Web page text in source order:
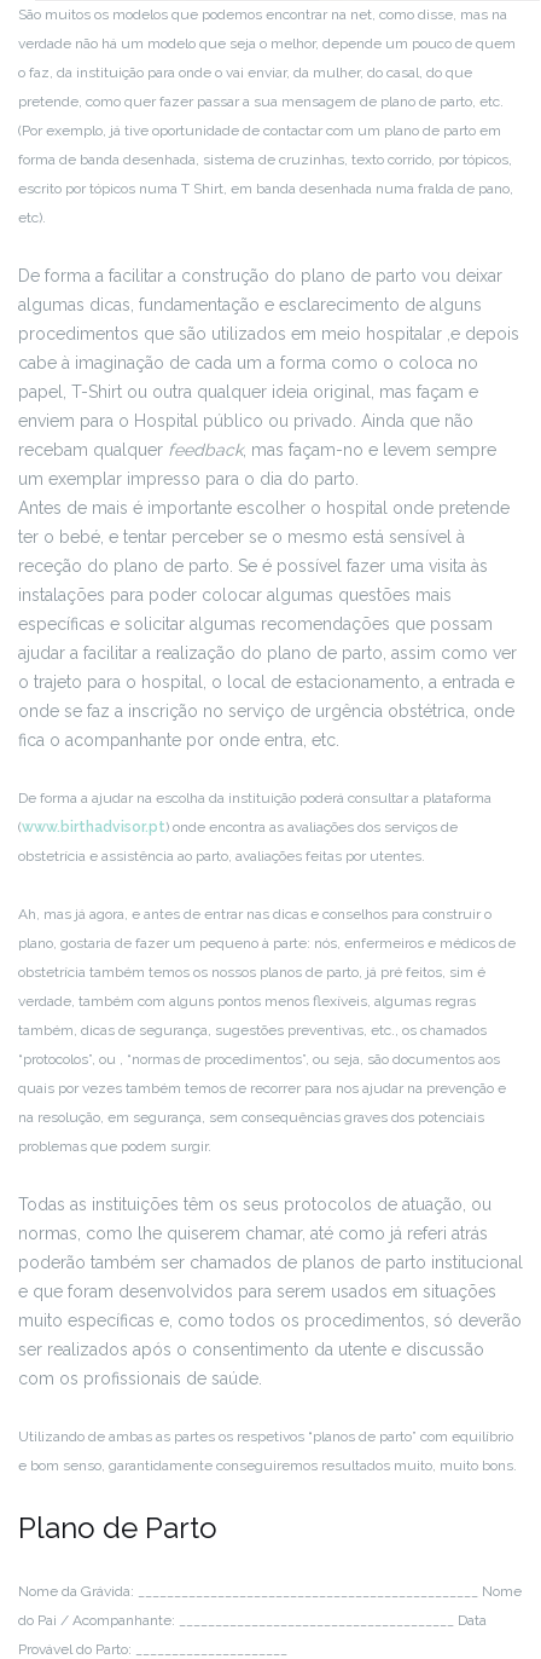
São muitos os modelos que podemos encontrar na net, como disse, mas na
verdade não há um modelo que seja o melhor, depende um pouco de quem
o faz, da instituição para onde o vai enviar, da mulher, do casal, do que
pretende, como quer fazer passar a sua mensagem de plano de parto, etc.
(Por exemplo, já tive oportunidade de contactar com um plano de parto em
forma de banda desenhada, sistema de cruzinhas, texto corrido, por tópicos,
escrito por tópicos numa T Shirt, em banda desenhada numa fralda de pano,
etc).
De forma a facilitar a construção do plano de parto vou deixar
algumas dicas, fundamentação e esclarecimento de alguns
procedimentos que são utilizados em meio hospitalar ,e depois
cabe à imaginação de cada um a forma como o coloca no
papel, T-Shirt ou outra qualquer ideia original, mas façam e
enviem para o Hospital público ou privado. Ainda que não
recebam qualquer feedback, mas façam-no e levem sempre
um exemplar impresso para o dia do parto.
Antes de mais é importante escolher o hospital onde pretende
ter o bebé, e tentar perceber se o mesmo está sensível à
receção do plano de parto. Se é possível fazer uma visita às
instalações para poder colocar algumas questões mais
específicas e solicitar algumas recomendações que possam
ajudar a facilitar a realização do plano de parto, assim como ver
o trajeto para o hospital, o local de estacionamento, a entrada e
onde se faz a inscrição no serviço de urgência obstétrica, onde
fica o acompanhante por onde entra, etc.
De forma a ajudar na escolha da instituição poderá consultar a plataforma
(www.birthadvisor.pt) onde encontra as avaliações dos serviços de
obstetrícia e assistência ao parto, avaliações feitas por utentes.
Ah, mas já agora, e antes de entrar nas dicas e conselhos para construir o
plano, gostaria de fazer um pequeno à parte: nós, enfermeiros e médicos de
obstetrícia também temos os nossos planos de parto, já pré feitos, sim é
verdade, também com alguns pontos menos flexíveis, algumas regras
também, dicas de segurança, sugestões preventivas, etc., os chamados
“protocolos”, ou , “normas de procedimentos”, ou seja, são documentos aos
quais por vezes também temos de recorrer para nos ajudar na prevenção e
na resolução, em segurança, sem consequências graves dos potenciais
problemas que podem surgir.
Todas as instituições têm os seus protocolos de atuação, ou
normas, como lhe quiserem chamar, até como já referi atrás
poderão também ser chamados de planos de parto institucional
e que foram desenvolvidos para serem usados em situações
muito específicas e, como todos os procedimentos, só deverão
ser realizados após o consentimento da utente e discussão
com os profissionais de saúde.
Utilizando de ambas as partes os respetivos “planos de parto” com equilíbrio
e bom senso, garantidamente conseguiremos resultados muito, muito bons.
Plano de Parto
Nome da Grávida: _______________________________________________
Nome
do Pai / Acompanhante: ______________________________________
Data
Provável do Parto: _____________________